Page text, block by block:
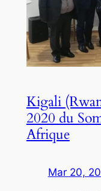
Kigali
2020 du
Afrique
Mar 20,